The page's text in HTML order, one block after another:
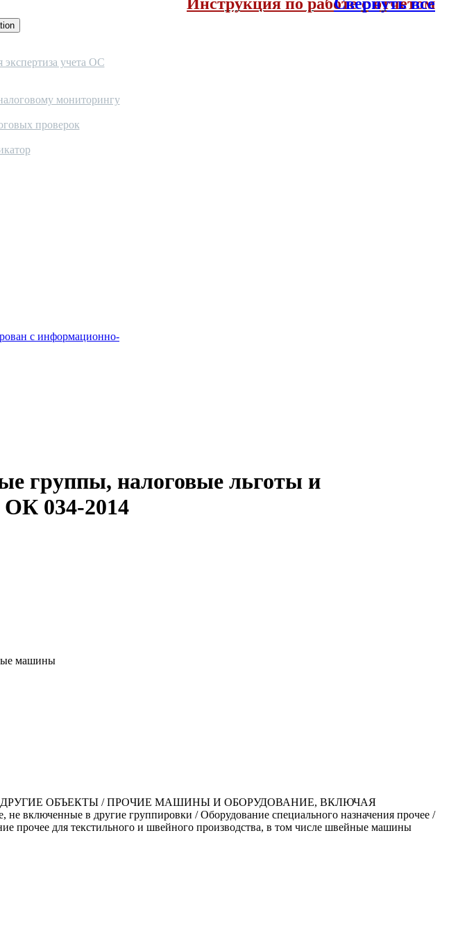
экспертиза учета ОС
мониторингу
проверок
с информационно-
группы, налоговые льготы и
034-2014
машины
ОБЪЕКТЫ / ПРОЧИЕ МАШИНЫ И ОБОРУДОВАНИЕ, ВКЛЮЧАЯ
в другие группировки / Оборудование специального назначения прочее /
прочее для текстильного и швейного производства, в том числе швейные машины